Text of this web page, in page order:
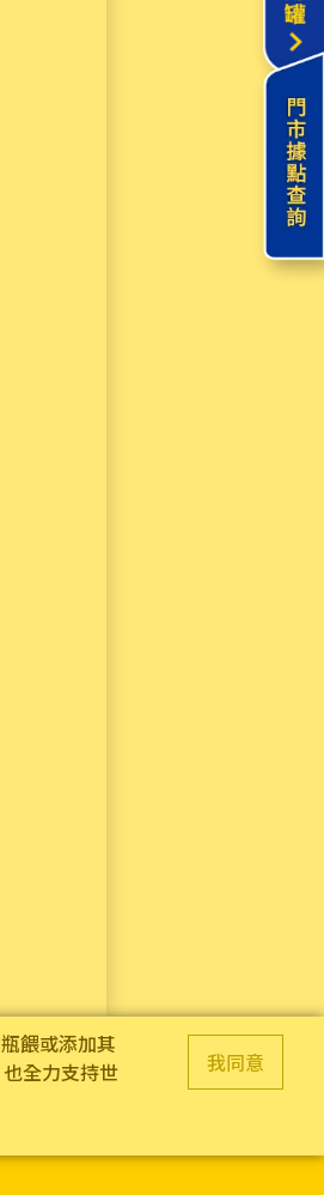
餵或添加其
全力支持世
我同意